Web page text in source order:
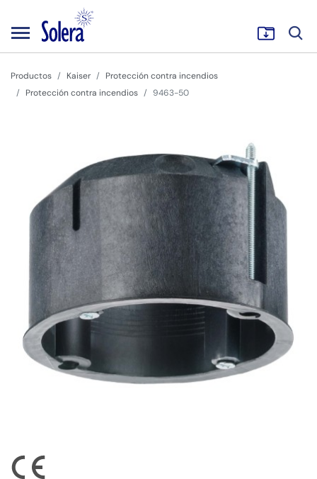
Productos Kaiser
Protección contra incendios
Protección contra incendios
9463-50